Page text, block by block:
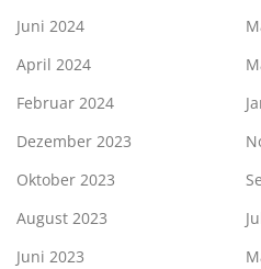
Juni 2024
April 2024
Februar 2024
Dezember 2023
Oktober 2023
August 2023
Juni 2023